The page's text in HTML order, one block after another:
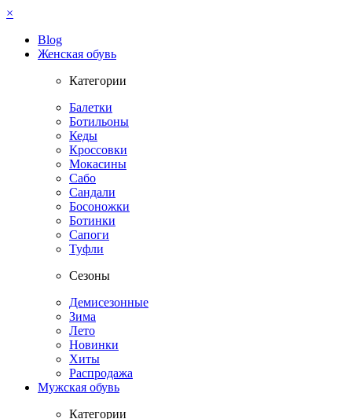
×
Blog
Женская обувь
Категории
Балетки
Ботильоны
Кеды
Кроссовки
Мокасины
Сабо
Сандали
Босоножки
Ботинки
Сапоги
Туфли
Сезоны
Демисезонные
Зима
Лето
Новинки
Хиты
Распродажа
Мужская обувь
Категории